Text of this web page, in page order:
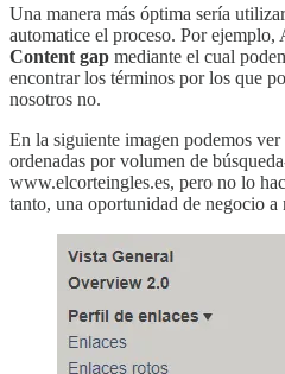
Una manera más óptima sería
automatice el proceso. Por ejemplo,
Content gap mediante el cual
encontrar los términos por los que
nosotros no.
En la siguiente imagen podemos
ordenadas por volumen de
www.elcorteingles.es, pero no lo
tanto, una oportunidad de negocio